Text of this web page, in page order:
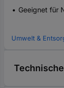
Geeignet für
Umwelt &